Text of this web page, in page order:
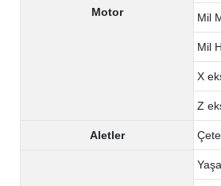
Motor Mil
Mil
X
Z
Aletler